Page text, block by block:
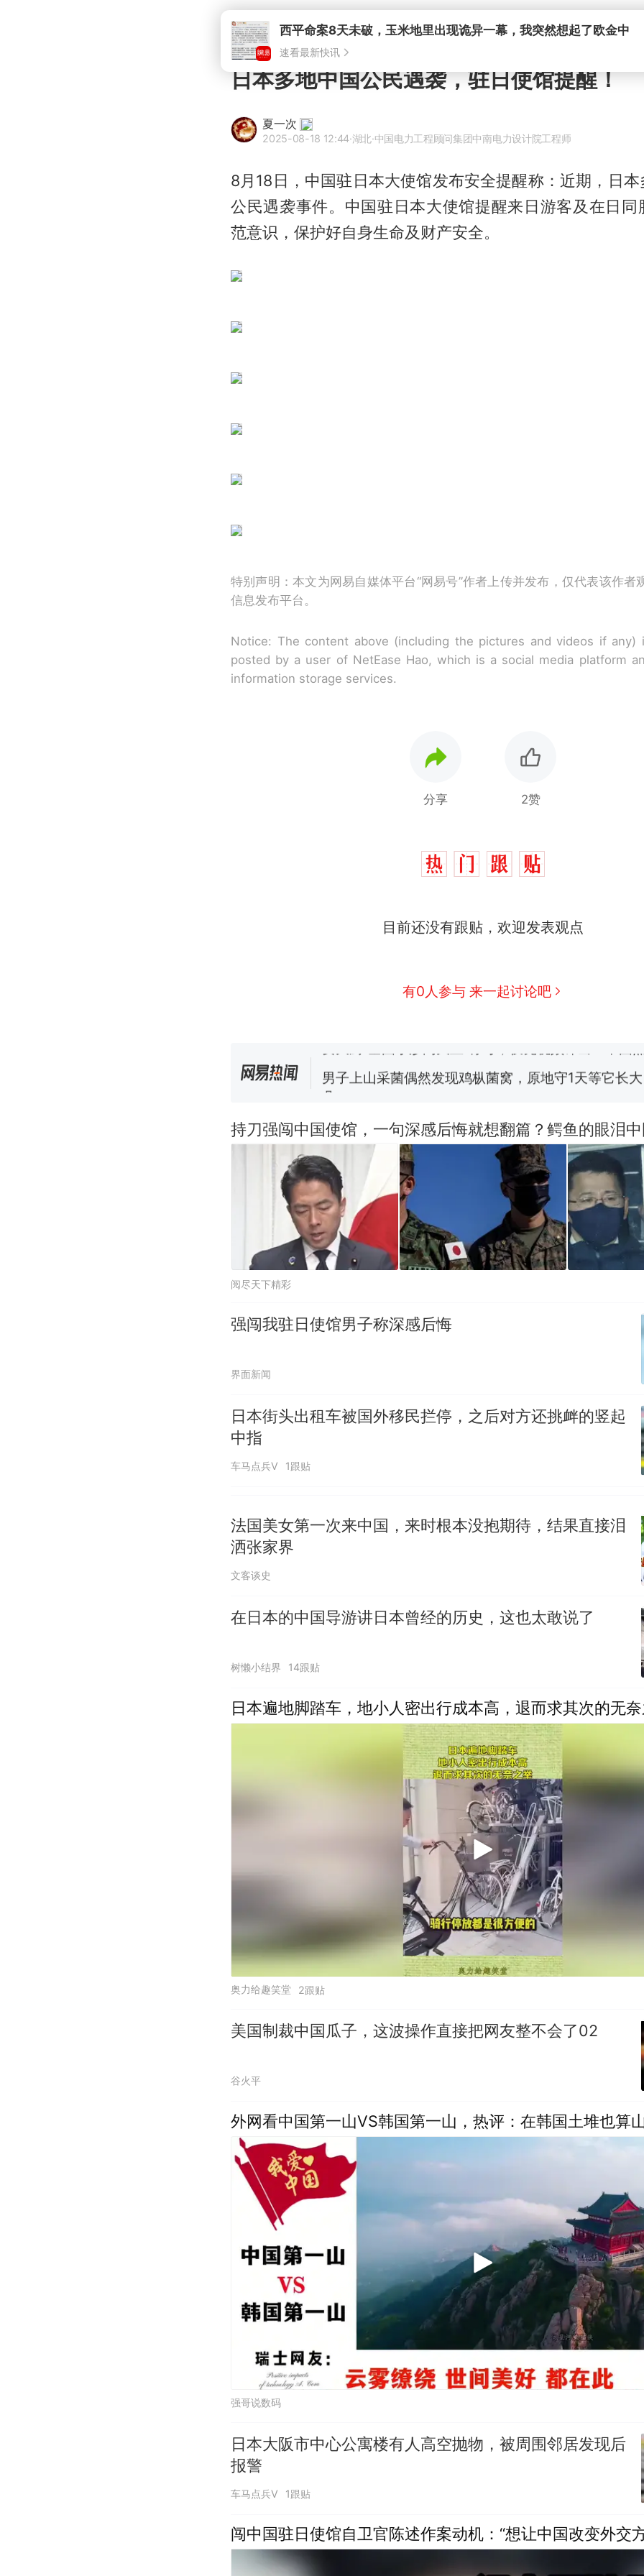
日本多地中国公民遇袭，驻日使馆提醒！
夏一次
2025-08-18 12:44·湖北·中国电力工程顾问集团中南电力设计院工程师
8月18日，中国驻日本大使馆发布安全提醒称：近期，日
公民遇袭事件。中国驻日本大使馆提醒来日游客及在日同
范意识，保护好自身生命及财产安全。‌‌
特别声明：本文为网易自媒体平台“网易号”作者上传并发布，仅代表该作者
信息发布平台。
Notice: The content above (including the pictures and videos if any)
posted by a user of NetEase Hao, which is a social media platform
information storage services.
分享 2赞
目前还没有跟贴，欢迎发表观点
有0人参与 来一起讨论吧
那个在床头放菜刀的女孩，因老师一句“跟我回家
朵
参考消息）
笔试第一被第二名传话劝弃考 官方通报
热 制裁瓜子饺子，美国怕什么？
持刀强闯中国使馆，一句深感后悔就想翻篇？鳄鱼的眼泪
阅尽天下精彩
强闯我驻日使馆男子称深感后悔
界面新闻
日本街头出租车被国外移民拦停，之后对方还挑衅的竖起
中指
车马点兵V 1跟贴
法国美女第一次来中国，来时根本没抱期待，结果直接泪
洒张家界
文客谈史
在日本的中国导游讲日本曾经的历史，这也太敢说了
树懒小结界 14跟贴
日本遍地脚踏车，地小人密出行成本高，退而求其次的无
奥力给趣笑堂 2跟贴
美国制裁中国瓜子，这波操作直接把网友整不会了02
谷火平
外网看中国第一山VS韩国第一山，热评：在韩国土堆也算
强哥说数码
日本大阪市中心公寓楼有人高空抛物，被周围邻居发现后
报警
车马点兵V 1跟贴
闯中国驻日使馆自卫官陈述作案动机：“想让中国改变外交